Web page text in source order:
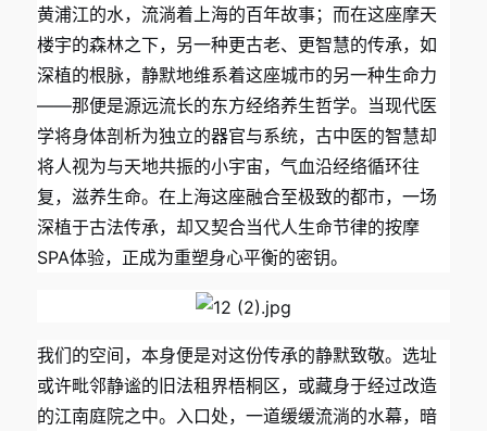
黄浦江的水，流淌着上海的百年故事；而在这座摩天
楼宇的森林之下，另一种更古老、更智慧的传承，如
深植的根脉，静默地维系着这座城市的另一种生命力
——那便是源远流长的东方经络养生哲学。当现代医
学将身体剖析为独立的器官与系统，古中医的智慧却
将人视为与天地共振的小宇宙，气血沿经络循环往
复，滋养生命。在上海这座融合至极致的都市，一场
深植于古法传承，却又契合当代人生命节律的按摩
SPA体验，正成为重塑身心平衡的密钥。
我们的空间，本身便是对这份传承的静默致敬。选址
或许毗邻静谧的旧法租界梧桐区，或藏身于经过改造
的江南庭院之中。入口处，一道缓缓流淌的水幕，暗